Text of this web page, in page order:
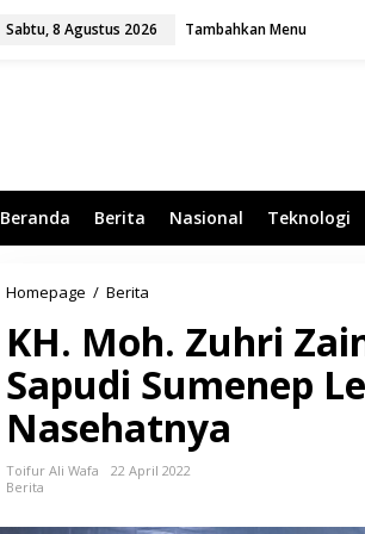
Sabtu, 8 Agustus 2026 Tambahkan Menu
Beranda Berita Nasional Teknologi
Homepage / Berita
.
M
o
h
.
Z
u
i
KH. Moh. Zuhri
Sapudi Sumenep
Nasehatnya
Toifur Ali Wafa
22 April 2022
Berita